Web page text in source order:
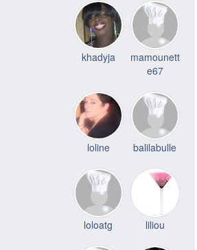
khadyja
mamounett
e67
loline balilabulle
loloatg liliou